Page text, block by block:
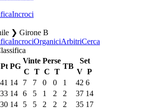
Incroci
❯ Girone B
IncrociOrganiciArbitriCerca
Pt PG
Vinte Perse
TB
Set
C T C T V P
41 14 7 7 0 0 1 42 6
33 14 6 5 1 2 2 37 14
30 14 5 5 2 2 2 35 17